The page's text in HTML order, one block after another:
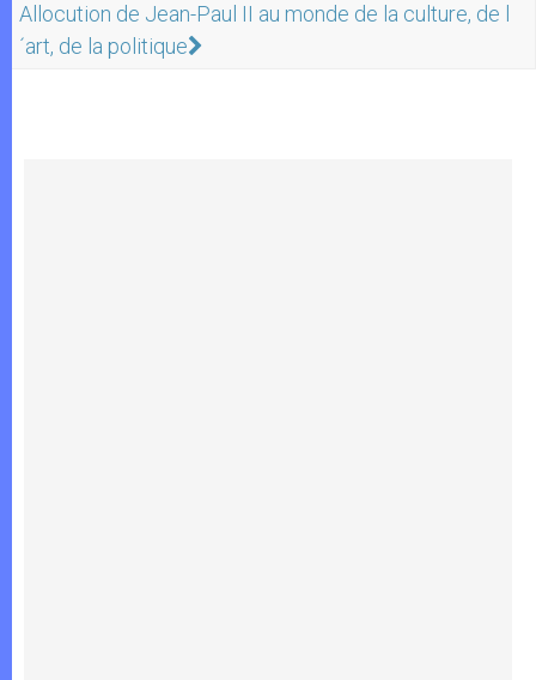
Allocution de Jean-Paul II au monde de la culture, de l
´art, de la politique